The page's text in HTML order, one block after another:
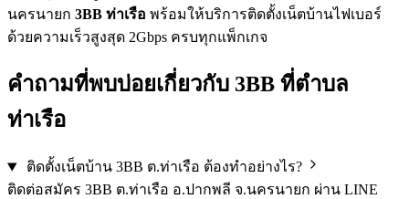
นครนายก 3BB ท่าเรือ พร้อมให้บริการติดตั้งเน็ตบ้านไฟเบอร์
ด้วยความเร็วสูงสุด 2Gbps ครบทุกแพ็กเกจ
คำถามที่พบบ่อยเกี่ยวกับ 3BB ที่ตำบล
ท่าเรือ
ติดตั้งเน็ตบ้าน 3BB ต.ท่าเรือ ต้องทำอย่างไร?
ติดต่อสมัคร 3BB ต.ท่าเรือ อ.ปากพลี จ.นครนายก ผ่าน LINE